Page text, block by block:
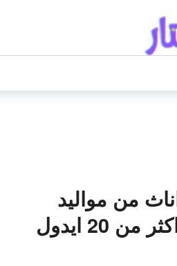
من مواليد
شهر فبراير : اكثر من 20 ايدول